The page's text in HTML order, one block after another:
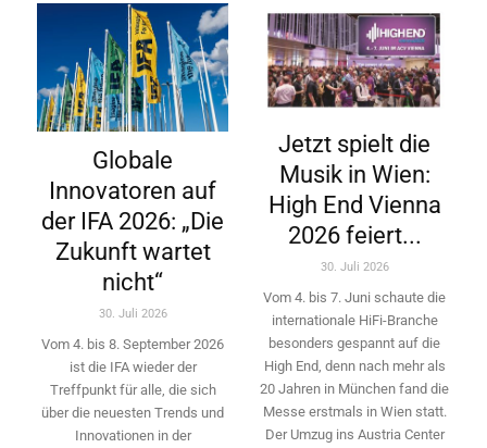
Globale
Innovatoren auf
der IFA 2026: „Die
Zukunft wartet
nicht“
30. Juli 2026
Vom 4. bis 8. September 2026
ist die IFA wieder der
Treffpunkt für alle, die sich
über die neuesten Trends und
Innovationen in der
Jetzt spielt die
Musik in Wien:
High End Vienna
2026 feiert...
30. Juli 2026
Vom 4. bis 7. Juni schaute die
internationale HiFi-Branche
besonders gespannt auf die
High End, denn nach mehr als
20 Jahren in München fand die
Messe erstmals in Wien statt.
Der Umzug ins Austria Center